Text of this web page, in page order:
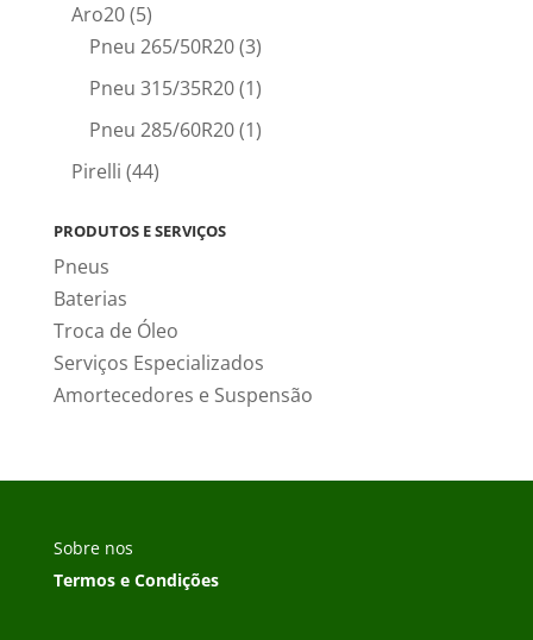
Aro20(5)
Pneu 265/50R20(3)
Pneu 315/35R20(1)
Pneu 285/60R20(1)
Pirelli (44)
PRODUTOS E SERVIÇOS
Pneus
Baterias
Troca de Óleo
Serviços Especializados
Amortecedores e Suspensão
Sobre nos
Termos e Condições